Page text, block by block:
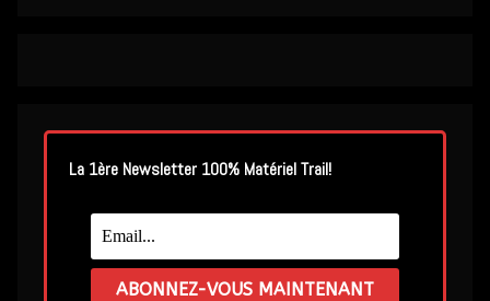
La 1ère Newsletter 100% Matériel Trail!